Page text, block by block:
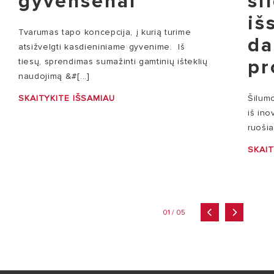
Tvarumas tapo koncepcija, į kurią turime
atsižvelgti kasdieniniame gyvenime. Iš
tiesų, sprendimas sumažinti gamtinių išteklių
naudojimą &#[...]
SKAITYKITE IŠSAMIAU
iš
01 / 05